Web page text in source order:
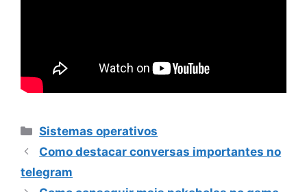
Categorias
Sistemas operativos
Como destacar conversas importantes no
telegram